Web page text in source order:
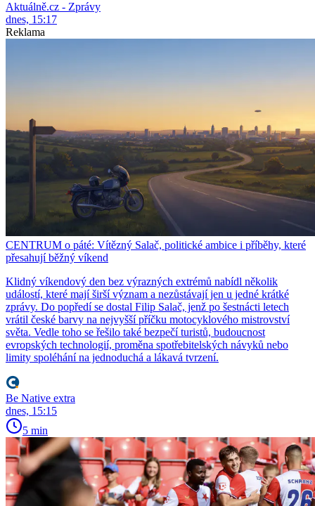
Aktuálně.cz - Zprávy
dnes, 15:17
Reklama
CENTRUM o páté: Vítězný Salač, politické ambice i příběhy, které
přesahují běžný víkend
Klidný víkendový den bez výrazných extrémů nabídl několik
událostí, které mají širší význam a nezůstávají jen u jedné krátké
zprávy. Do popředí se dostal Filip Salač, jenž po šestnácti letech
vrátil české barvy na nejvyšší příčku motocyklového mistrovství
světa. Vedle toho se řešilo také bezpečí turistů, budoucnost
evropských technologií, proměna spotřebitelských návyků nebo
limity spoléhání na jednoduchá a lákavá tvrzení.
Be Native extra
dnes, 15:15
5 min